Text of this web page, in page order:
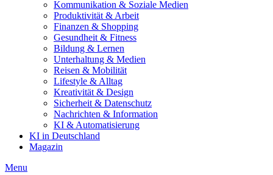
Kommunikation & Soziale Medien
Produktivität & Arbeit
Finanzen & Shopping
Gesundheit & Fitness
Bildung & Lernen
Unterhaltung & Medien
Reisen & Mobilität
Lifestyle & Alltag
Kreativität & Design
Sicherheit & Datenschutz
Nachrichten & Information
KI & Automatisierung
KI in Deutschland
Magazin
Menu